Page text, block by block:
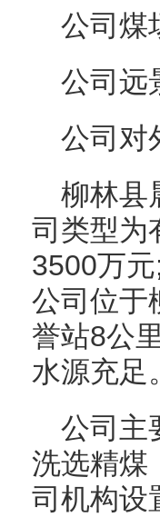
公司煤
公司远
公司对
柳林县
司类型为
3500万
公司位于
誉站8公
水源充足。
公司主
洗选精煤
司机构设